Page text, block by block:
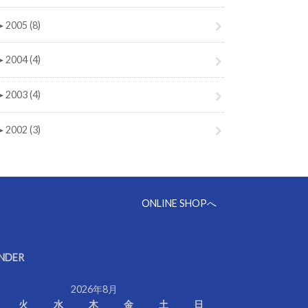
2005 (8)
2004 (4)
2003 (4)
2002 (3)
ONLINE SHOPへ
2026年8月
火 水 木 金 土 日